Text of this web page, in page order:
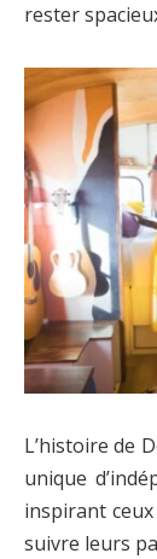
rester
L’histoire de
unique
inspirant
suivre leurs